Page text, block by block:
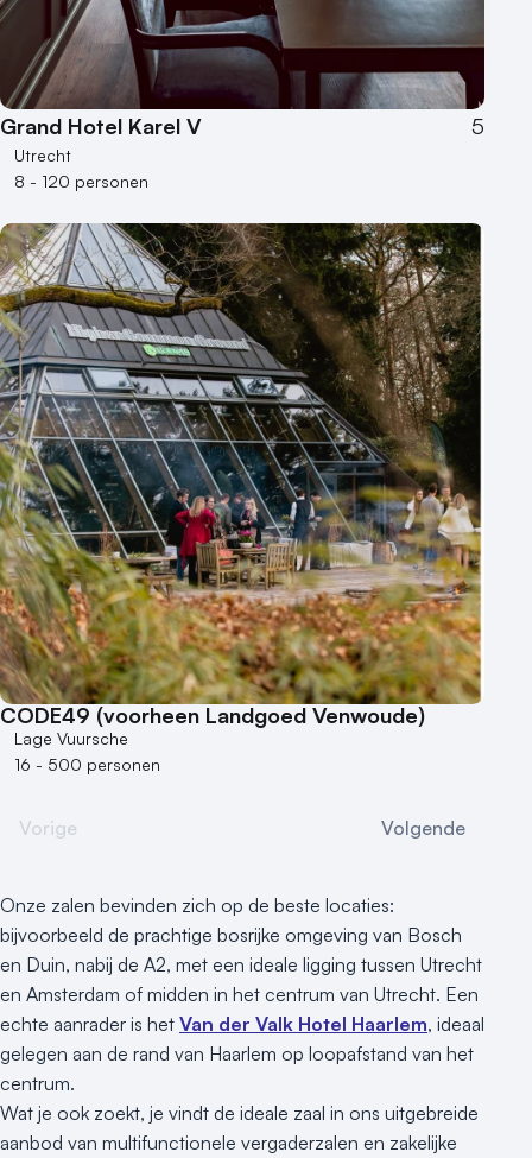
Grand Hotel Karel V 5
Utrecht
8 - 120 personen
CODE49 (voorheen Landgoed Venwoude)
Lage Vuursche
16 - 500 personen
Vorige Volgende
Onze zalen bevinden zich op de beste locaties:
bijvoorbeeld de prachtige bosrijke omgeving van Bosch
en Duin, nabij de A2, met een ideale ligging tussen Utrecht
en Amsterdam of midden in het centrum van Utrecht. Een
echte aanrader is het Van der Valk Hotel Haarlem, ideaal
gelegen aan de rand van Haarlem op loopafstand van het
centrum.
Wat je ook zoekt, je vindt de ideale zaal in ons uitgebreide
aanbod van multifunctionele vergaderzalen en zakelijke